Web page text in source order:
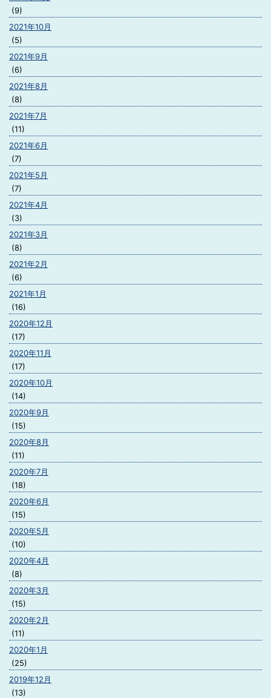
(9)
2021年10月
(5)
2021年9月
(6)
2021年8月
(8)
2021年7月
(11)
2021年6月
(7)
2021年5月
(7)
2021年4月
(3)
2021年3月
(8)
2021年2月
(6)
2021年1月
(16)
2020年12月
(17)
2020年11月
(17)
2020年10月
(14)
2020年9月
(15)
2020年8月
(11)
2020年7月
(18)
2020年6月
(15)
2020年5月
(10)
2020年4月
(8)
2020年3月
(15)
2020年2月
(11)
2020年1月
(25)
2019年12月
(13)